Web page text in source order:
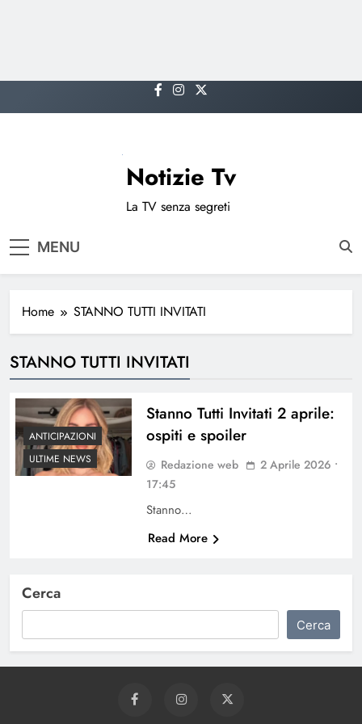
to
Notizie Tv
La TV senza segreti
MENU
Home STANNO TUTTI INVITATI
STANNO TUTTI INVITATI
ANTICIPAZIONI
ULTIME NEWS
Stanno Tutti Invitati 2 aprile:
ospiti e spoiler
Redazione web
2 Aprile 2026 •
17:45
Stanno…
Read More
Cerca
Cerca